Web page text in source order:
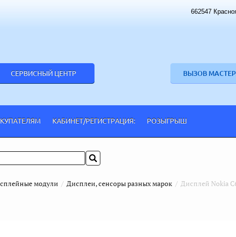
662547
СЕРВИСНЫЙ ЦЕНТР ВЫЗОВ
КАБИНЕТ/РЕГИСТРАЦИЯ: РОЗЫГРЫШ
модули
  /
Дисплеи, сенсоры разных марок
/  Дисплей Nokia